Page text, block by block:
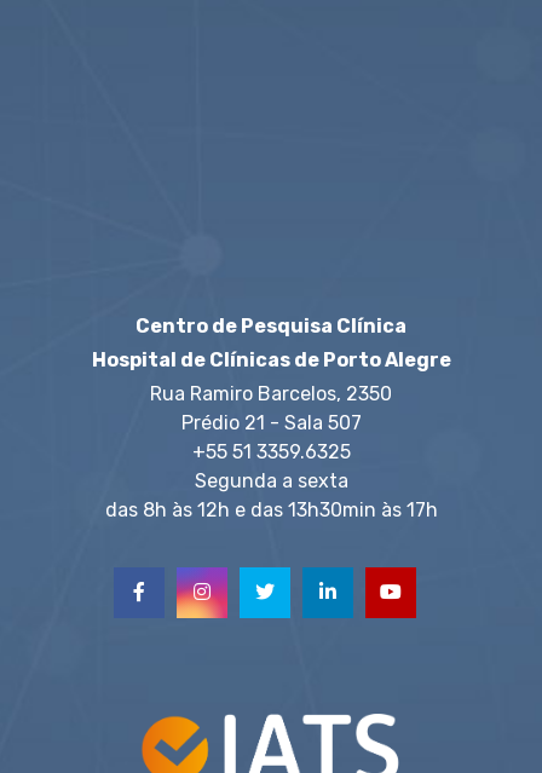
Centro de Pesquisa Clínica
Hospital de Clínicas de Porto Alegre
Rua Ramiro Barcelos, 2350
Prédio 21 - Sala 507
+55 51 3359.6325
Segunda a sexta
das 8h às 12h e das 13h30min às 17h